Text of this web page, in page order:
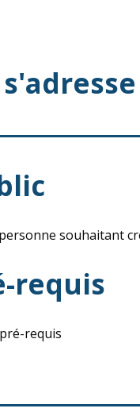
souhaitant
requis
requis